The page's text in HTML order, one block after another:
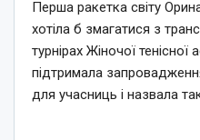
Перша ракетка світу
хотіла б змагатися з
турнірах Жіночої тенісної
підтримала
для учасниць і назвала